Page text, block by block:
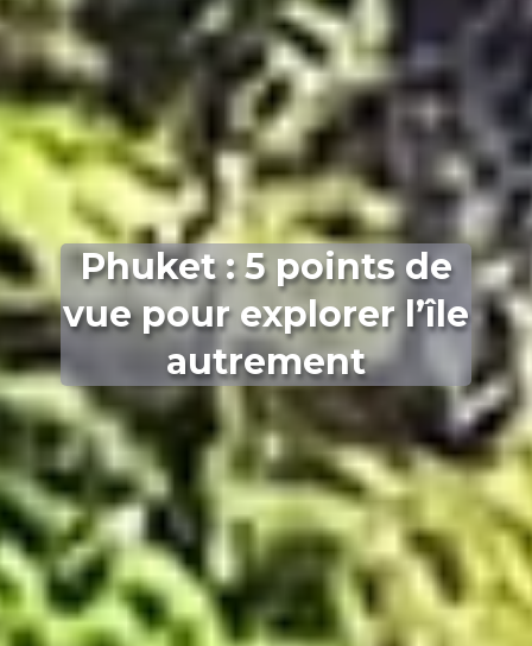
Phuket : 5 points de
vue pour explorer l’île
autrement